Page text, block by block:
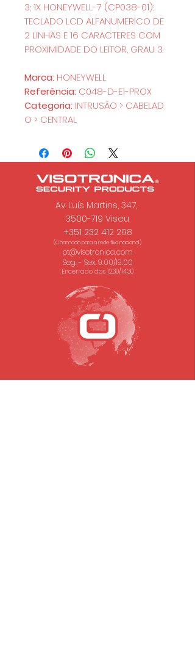
3; 1X HONEYWELL-7 (CP038-01):
TECLADO LCD ALFANUMERICO DE
2 LINHAS E 16 CARACTERES COM
PROXIMIDADE DO LEITOR, GRAU 3.
Marca: HONEYWELL
Referência: C048-D-E1-PROX
Categoria: INTRUSÃO > CABELAD
O > CENTRAL
Av. Luís Martins, 347,
3500-719 Viseu
+351 232 412 298
(Chamada para a rede fixa nacional.)
pt@visotronica.com
Seg. - Sex. 9.00/19.00
Encerrado das 12.30/14.30